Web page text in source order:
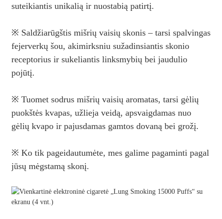
suteikiantis unikalią ir nuostabią patirtį.
※ Saldžiarūgštis mišrių vaisių skonis – tarsi spalvingas
fejerverkų šou, akimirksniu sužadinsiantis skonio
receptorius ir sukeliantis linksmybių bei jaudulio
pojūtį.
※ Tuomet sodrus mišrių vaisių aromatas, tarsi gėlių
puokštės kvapas, užlieja veidą, apsvaigdamas nuo
gėlių kvapo ir pajusdamas gamtos dovaną bei grožį.
※ Ko tik pageidautumėte, mes galime pagaminti pagal
jūsų mėgstamą skonį.